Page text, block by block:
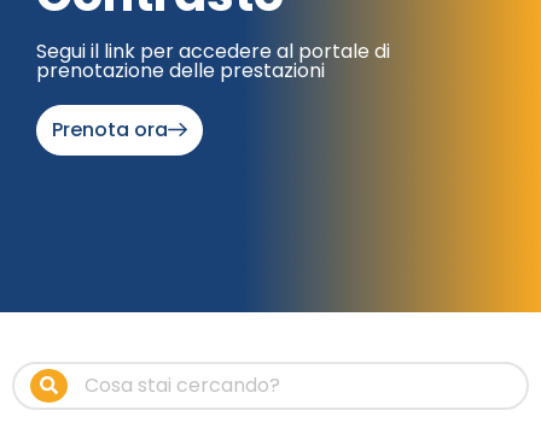
Segui il link per accedere al portale di
prenotazione delle prestazioni
Prenota ora